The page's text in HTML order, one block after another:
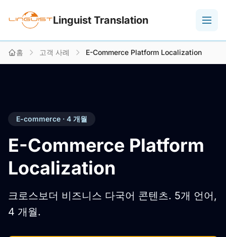
Linguist Translation
홈 고객 사례 E-Commerce Platform Localization
E-commerce · 4 개월
E-Commerce Platform
Localization
크로스보더 비즈니스 다국어 콘텐츠. 5개 언어,
4 개월.